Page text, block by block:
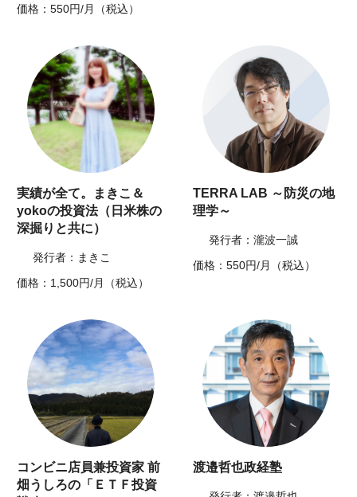
価格：550円/月（税込）
実績が全て。まきこ＆
yokoの投資法（日米株の
深掘りと共に）
発行者：まきこ
価格：1,500円/月（税込）
TERRA LAB ～防災の地
理学～
発行者：瀧波一誠
価格：550円/月（税込）
コンビニ店員兼投資家 前
畑うしろの「ＥＴＦ投資
渡邉哲也政経塾